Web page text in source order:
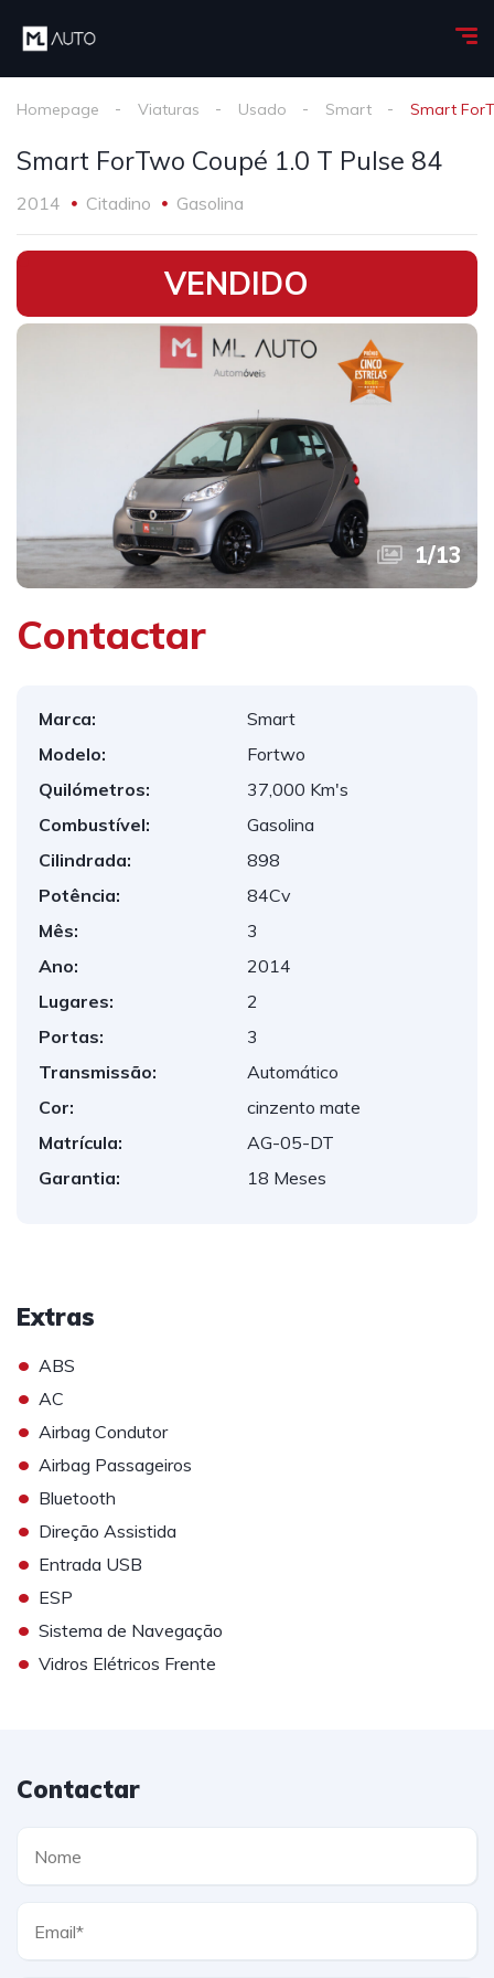
Homepage Viaturas Usado Smart Smart
Smart ForTwo Coupé 1.0 T Pulse 84
2014 Citadino Gasolina
•
VENDIDO
1/13
Contactar
Marca:
Smart
Modelo:
Fortwo
Quilómetros:
37,000 Km's
Combustível:
Gasolina
Cilindrada:
898
Potência:
84Cv
Mês:
3
Ano:
2014
Lugares:
2
Portas:
3
Transmissão:
Automático
Cor:
cinzento mate
Matrícula:
AG-05-DT
Garantia:
18 Meses
Extras
• ABS
• AC
• Airbag Condutor
• Airbag Passageiros
• Bluetooth
• Direção Assistida
• Entrada USB
• ESP
• Sistema de Navegação
• Vidros Elétricos Frente
Contactar